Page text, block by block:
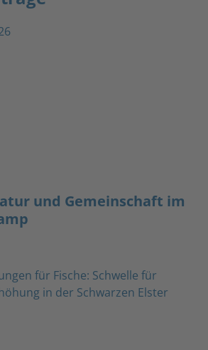
und Gemeinschaft im